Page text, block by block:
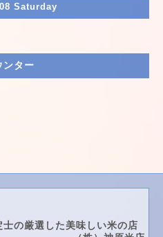
Saturday
ンター
士の厳選した美味しい米の店